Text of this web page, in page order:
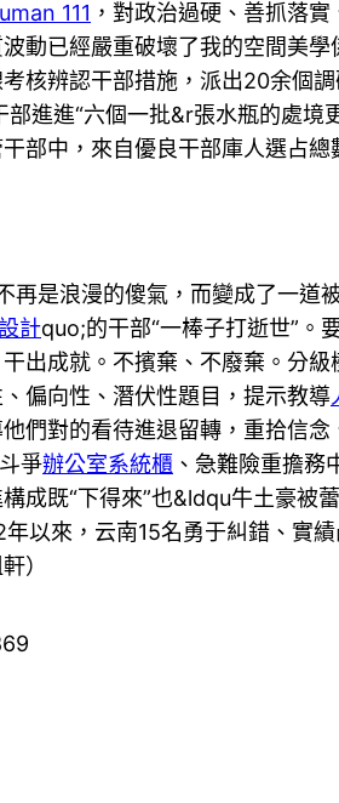
111 ，對政治過硬、善抓落
動已經嚴重破壞了我的空間美
核辨認干部措施，派出20余個
進進“六個一批&r張水瓶的處
部中，來自優良干部庫人選占
再是浪漫的傻氣，而變成了一
計quo;的干部“一棒子打逝世”。
出成就。不擯棄、不廢棄。分
偏向性、潛伏性題目，提示教導
們對的看待進退留轉，重拾信
爭辦公室系統櫃 、急難險重擔務
成既“下得來”也&ldqu牛土豪
以來，云南15名勇于糾錯、實
）